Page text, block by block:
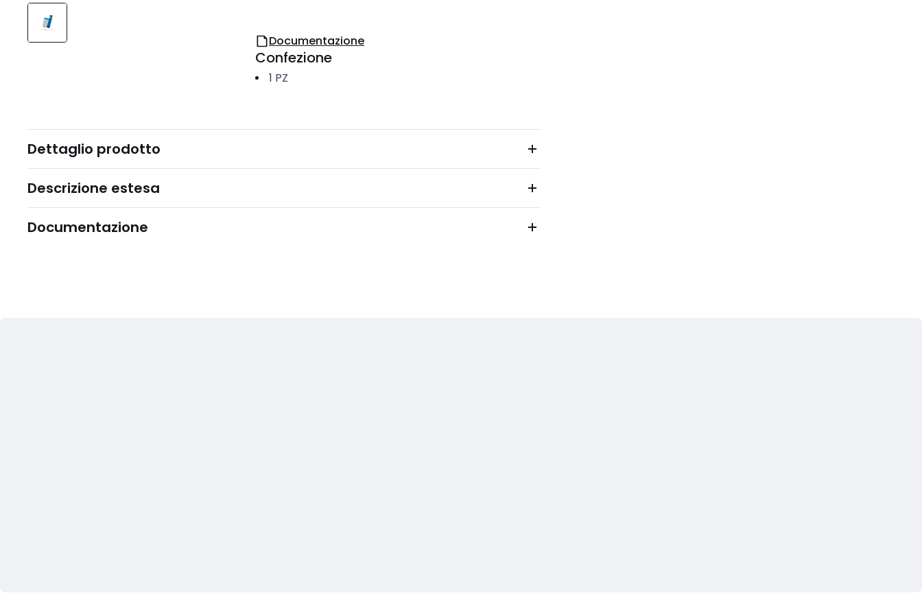
Documentazione
Confezione
1 PZ
Dettaglio prodotto
Descrizione estesa
Documentazione